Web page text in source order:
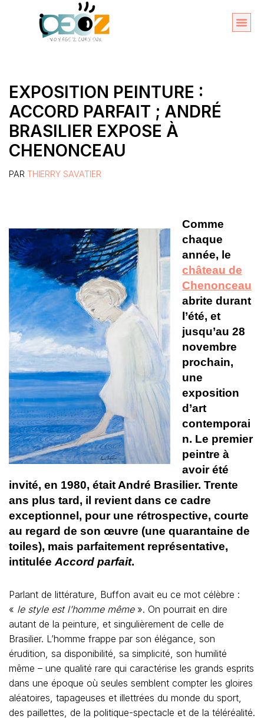
EXPOSITION PEINTURE :
ACCORD PARFAIT ; ANDRÉ
BRASILIER EXPOSE À
CHENONCEAU
PAR THIERRY SAVATIER
Comme
chaque
année, le
château de
Chenonceau
abrite durant
l’été, et
jusqu’au 28
novembre
prochain,
une
exposition
d’art
contemporai
n. Le premier
peintre à
avoir été
invité, en 1980, était André Brasilier. Trente
ans plus tard, il revient dans ce cadre
exceptionnel, pour une rétrospective, courte
au regard de son œuvre (une quarantaine de
toiles), mais parfaitement représentative,
intitulée Accord parfait.
Parlant de littérature, Buffon avait eu ce mot célèbre :
« le style est l’homme même». On pourrait en dire
autant de la peinture, et singulièrement de celle de
Brasilier. L’homme frappe par son élégance, son
érudition, sa disponibilité, sa simplicité, son humilité
même – une qualité rare qui caractérise les grands esprits
dans une époque où seules semblent compter les gloires
aléatoires, tapageuses et illettrées du monde du sport,
des paillettes, de la politique-spectacle et de la téléréalité.